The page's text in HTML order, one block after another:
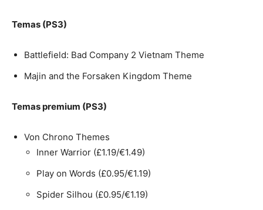
Temas (PS3)
Battlefield: Bad Company 2 Vietnam Theme
Majin and the Forsaken Kingdom Theme
Temas premium (PS3)
Von Chrono Themes
Inner Warrior (£1.19/€1.49)
Play on Words (£0.95/€1.19)
Spider Silhou (£0.95/€1.19)